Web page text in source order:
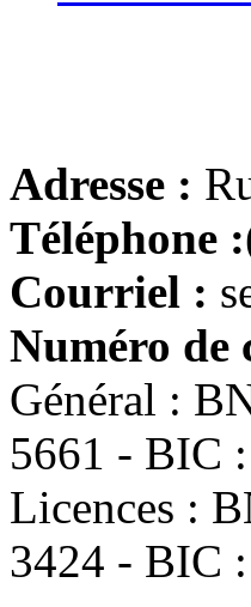
Adresse :
Téléphone :
Courriel :
Numéro de
Général :
5661 - BIC
Licences :
3424 - BIC